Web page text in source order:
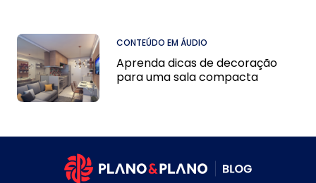
CONTEÚDO EM ÁUDIO
Aprenda dicas de decoração
para uma sala compacta